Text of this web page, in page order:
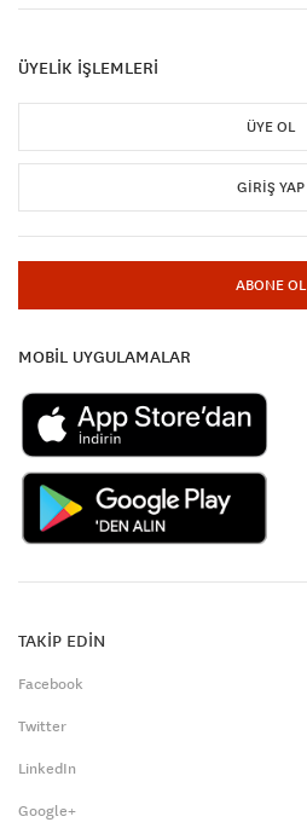
ÜYELİK İŞLEMLERİ
ÜYE OL
GIRIŞ YAP
ABONE OL
MOBİL UYGULAMALAR
TAKİP EDİN
Facebook
Twitter
LinkedIn
Google+